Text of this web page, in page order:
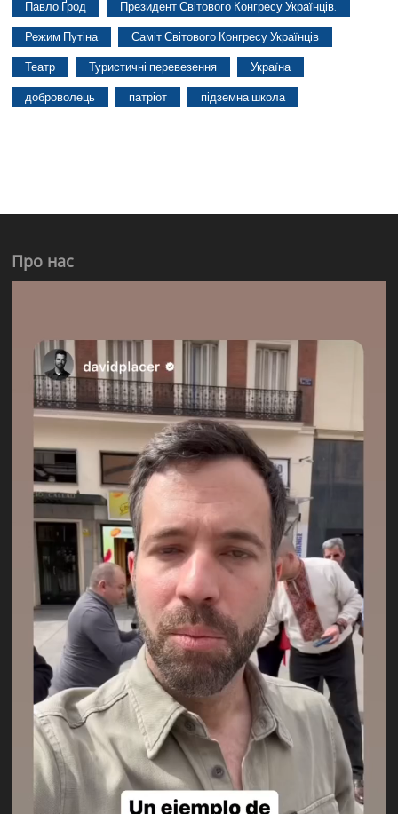
Павло Ґрод Президент Світового Конгресу Українців.
Режим Путіна Саміт Світового Конгресу Українців
Театр Туристичні перевезення Україна
доброволець патріот підземна школа
Про нас